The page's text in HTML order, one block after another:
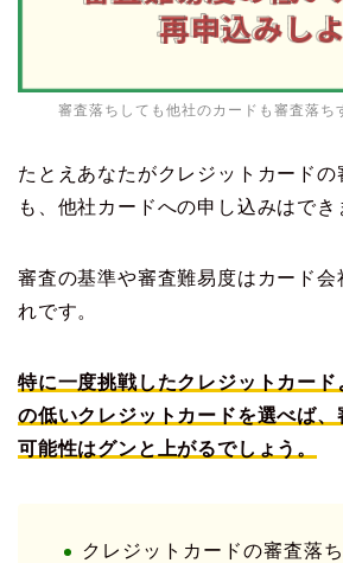
審査落ちしても他社のカードも審査落ち
たとえあなたがクレジットカードの
も、他社カードへの申し込みはでき
審査の基準や審査難易度はカード
れです。
特に一度挑戦したクレジットカード
の低いクレジットカードを選べば、
可能性はグンと上がるでしょう。
クレジットカードの審査落